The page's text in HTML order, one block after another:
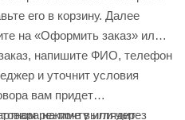
его в корзину. Далее
на «Оформить заказ» или
напишите ФИО, телефон
и уточнит условия
вам придет
на почту или через
режиме выглядит